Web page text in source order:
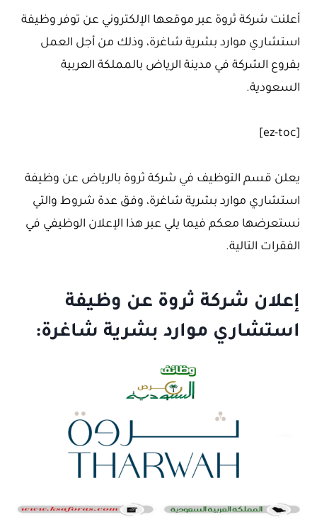
أعلنت شركة ثروة عبر موقعها الإلكتروني عن توفر وظيفة
استشاري موارد بشرية شاغرة، وذلك من أجل العمل
بفروع الشركة في مدينة الرياض بالمملكة العربية
السعودية.
[ez-toc]
يعلن قسم التوظيف في شركة ثروة بالرياض عن وظيفة
استشاري موارد بشرية شاغرة، وفق عدة شروط والتي
نستعرضها معكم فيما يلي عبر هذا الإعلان الوظيفي في
الفقرات التالية.
إعلان شركة ثروة عن وظيفة
استشاري موارد بشرية شاغرة: